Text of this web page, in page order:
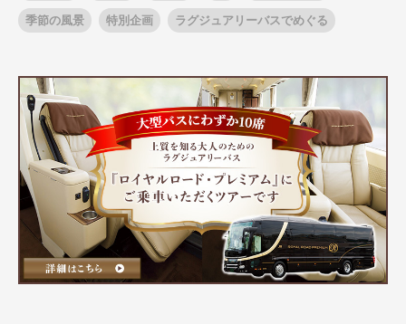
出発月
8月
9月
10月
11月
12月
ゴールデンウィーク
お盆・夏休み
年末年始
ブランド
“知究”紀行
GRAND'EX
夢の休日 | 海外旅行
出発月
10月 11月
12月
お盆・夏休み
年末年始
ブランド
夢の休日 煌
夢の休日 国内旅行
四季彩紀行
目的・テーマから探す
紅葉
花火
祭り
季節の風景 特別企画 ラグジュアリーバスでめぐる